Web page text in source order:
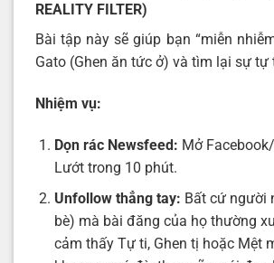
REALITY FILTER)
Bài tập này sẽ giúp bạn “miễn
Gato (Ghen ăn tức ở) và tìm lại sự tự
Nhiệm vụ:
Dọn rác Newsfeed: Mở
Lướt trong 10 phút.
Unfollow thẳng tay: Bất cứ người
bè) mà bài đăng của họ thường
cảm thấy Tự ti, Ghen tị hoặc Mệt